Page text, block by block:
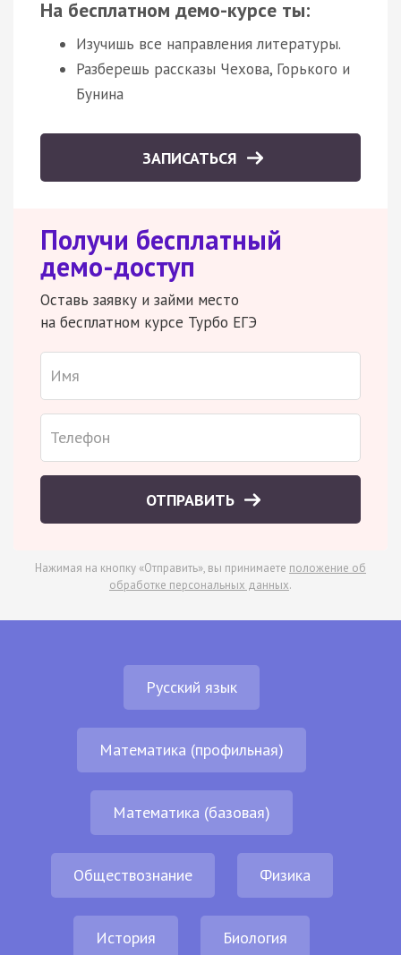
На бесплатном демо-курсе ты:
Изучишь все направления литературы.
Разберешь рассказы Чехова, Горького и
Бунина
ЗАПИСАТЬСЯ
Получи бесплатный
демо-доступ
Оставь заявку и займи место
на бесплатном курсе Турбо ЕГЭ
ОТПРАВИТЬ
Нажимая на кнопку «Отправить», вы принимаете положение об
обработке персональных данных.
Русский язык
Математика (профильная)
Математика (базовая)
Обществознание Физика
История Биология